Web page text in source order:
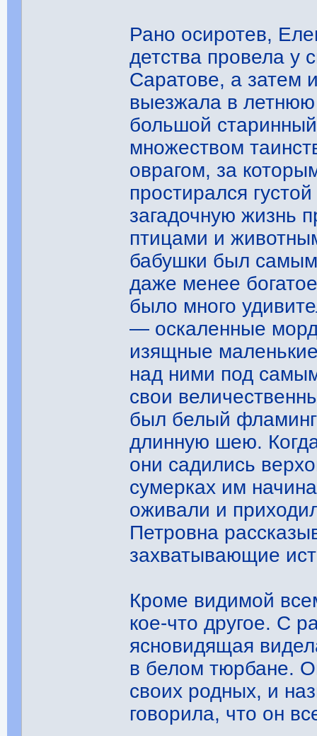
Рано осиротев,
детства провела у
Саратове, а затем
выезжала в
большой
множеством
оврагом, за
простирался
загадочную жизнь
птицами и
бабушки был
даже менее
было много
— оскаленные
изящные
над ними под
свои
был белый
длинную шею.
они садились
сумерках им
оживали и
Петровна
захватывающие
Кроме видимой
кое-что другое. С
ясновидящая
в белом тюрбане.
своих родных, и
говорила, что он